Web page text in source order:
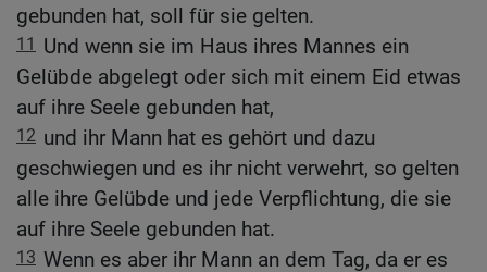
gebunden hat, soll für sie gelten.
11
Und wenn sie im Haus ihres Mannes ein
Gelübde abgelegt oder sich mit einem Eid etwas
auf ihre Seele gebunden hat,
12 und ihr Mann hat es gehört und dazu
geschwiegen und es ihr nicht verwehrt, so gelten
alle ihre Gelübde und jede Verpflichtung, die sie
auf ihre Seele gebunden hat.
13 Wenn es aber ihr Mann an dem Tag, da er es